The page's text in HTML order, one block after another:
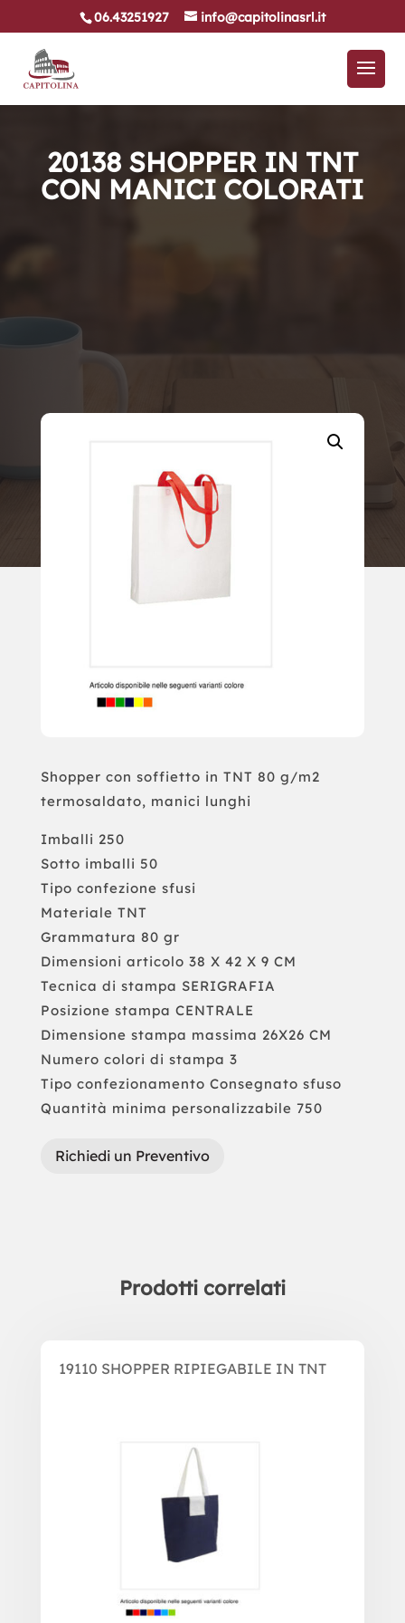
06.43251927 info@capitolinasrl.it
20138 SHOPPER IN TNT
CON MANICI COLORATI
Shopper con soffietto in TNT 80 g/m2
termosaldato, manici lunghi
Imballi 250
Sotto imballi 50
Tipo confezione sfusi
Materiale TNT
Grammatura 80 gr
Dimensioni articolo 38 X 42 X 9 CM
Tecnica di stampa SERIGRAFIA
Posizione stampa CENTRALE
Dimensione stampa massima 26X26 CM
Numero colori di stampa 3
Tipo confezionamento Consegnato sfuso
Quantità minima personalizzabile 750
Richiedi un Preventivo
Prodotti correlati
19110 SHOPPER RIPIEGABILE IN TNT